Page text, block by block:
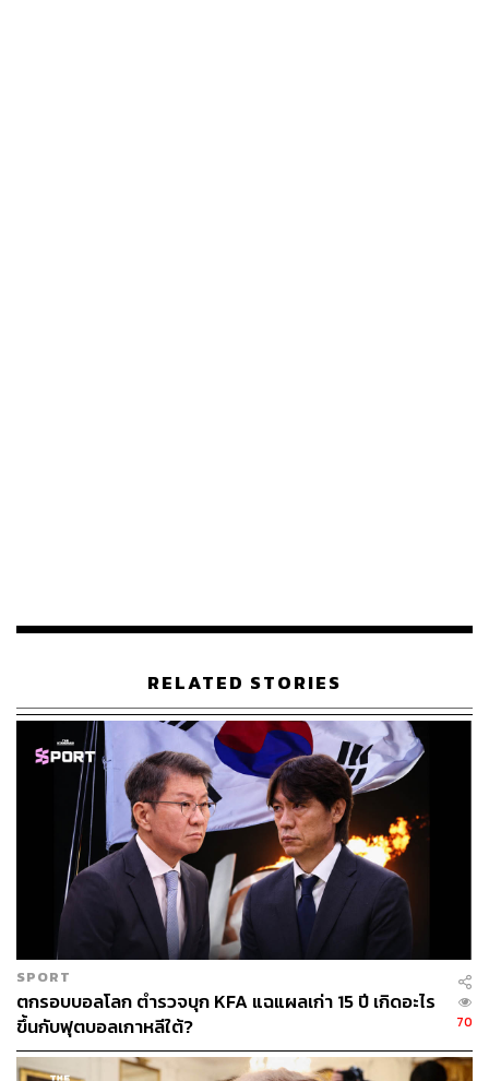
ก่อนหน้านี้ KPMG ยังได้ประกาศแผนปลดหุ้นส่วนในธุรกิจ
ตรวจสอบบัญชีในสหรัฐฯ ราว 10% หรือประมาณ 100 คน
โดยบางส่วนเป็นการลาออกโดยสมัครใจเพื่อเกษียณก่อน
กำหนด ซึ่งบริษัทระบุว่าเป็นการปรับจำนวนหุ้นส่วนให้
สอดคล้องกับขนาดของธุรกิจ ไม่ใช่เพราะปัญหาด้านผลงาน
รายบุคคล
โดยหุ้นส่วนที่ได้รับผลกระทบจะได้รับชดเชยทางการเงินและ
การสนับสนุนในการหางานใหม่
อย่างไรก็ตาม KPMG ยืนยันว่าธุรกิจที่ปรึกษาในบางส่วนยัง
เติบโตได้ดี โดยเฉพาะด้านการทำธุรกรรม กลยุทธ์ และ
ปัญญาประดิษฐ์ พร้อมเดินหน้าจ้างงานในตำแหน่งสำคัญ
เช่น วิศวกรและผู้เชี่ยวชาญที่สนับสนุนการทรานส์ฟอร์มสู่ AI
ความปลอดภัยไซเบอร์ และบริการ Managed Services
RELATED STORIES
SPORT
ตกรอบบอลโลก ตำรวจบุก KFA แฉแผลเก่า 15 ปี เกิดอะไร
ขึ้นกับฟุตบอลเกาหลีใต้?
70